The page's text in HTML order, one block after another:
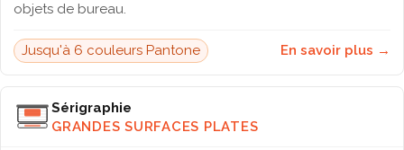
objets de bureau.
Jusqu'à 6 couleurs Pantone En savoir plus →
Sérigraphie
GRANDES SURFACES PLATES